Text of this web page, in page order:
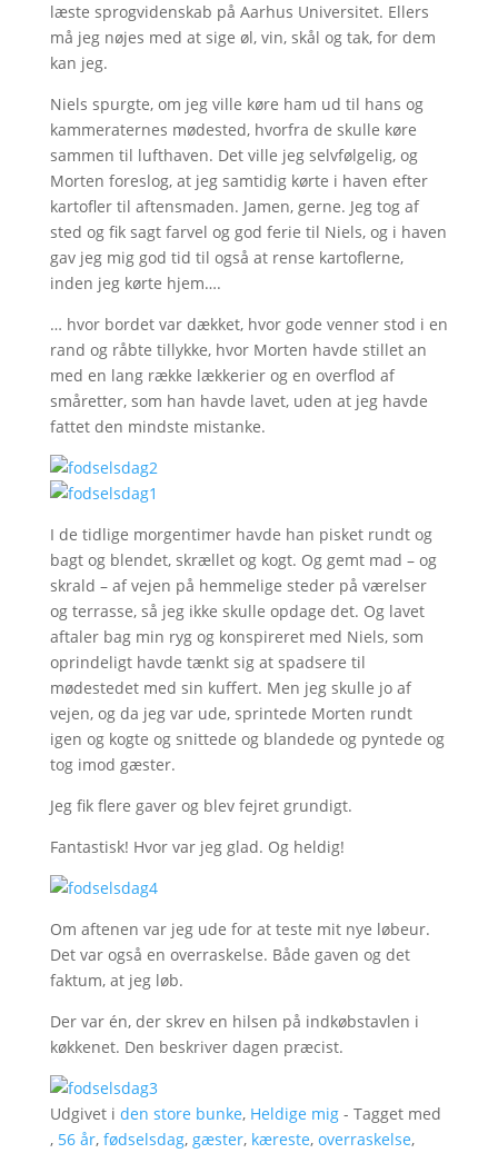
læste sprogvidenskab på Aarhus Universitet. Ellers
må jeg nøjes med at sige øl, vin, skål og tak, for dem
kan jeg.
Niels spurgte, om jeg ville køre ham ud til hans og
kammeraternes mødested, hvorfra de skulle køre
sammen til lufthaven. Det ville jeg selvfølgelig, og
Morten foreslog, at jeg samtidig kørte i haven efter
kartofler til aftensmaden. Jamen, gerne. Jeg tog af
sted og fik sagt farvel og god ferie til Niels, og i haven
gav jeg mig god tid til også at rense kartoflerne,
inden jeg kørte hjem….
… hvor bordet var dækket, hvor gode venner stod i en
rand og råbte tillykke, hvor Morten havde stillet an
med en lang række lækkerier og en overflod af
småretter, som han havde lavet, uden at jeg havde
fattet den mindste mistanke.
I de tidlige morgentimer havde han pisket rundt og
bagt og blendet, skrællet og kogt. Og gemt mad – og
skrald – af vejen på hemmelige steder på værelser
og terrasse, så jeg ikke skulle opdage det. Og lavet
aftaler bag min ryg og konspireret med Niels, som
oprindeligt havde tænkt sig at spadsere til
mødestedet med sin kuffert. Men jeg skulle jo af
vejen, og da jeg var ude, sprintede Morten rundt
igen og kogte og snittede og blandede og pyntede og
tog imod gæster.
Jeg fik flere gaver og blev fejret grundigt.
Fantastisk! Hvor var jeg glad. Og heldig!
Om aftenen var jeg ude for at teste mit nye løbeur.
Det var også en overraskelse. Både gaven og det
faktum, at jeg løb.
Der var én, der skrev en hilsen på indkøbstavlen i
køkkenet. Den beskriver dagen præcist.
Udgivet i den store bunke, Heldige mig- Tagget med
, 56 år, fødselsdag, gæster, kæreste, overraskelse,